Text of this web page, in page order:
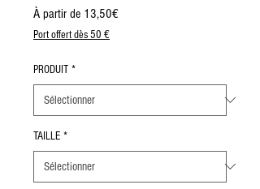
À partir de 13,50€Prix
Port offert dès 50 €
PRODUIT *
TAILLE *